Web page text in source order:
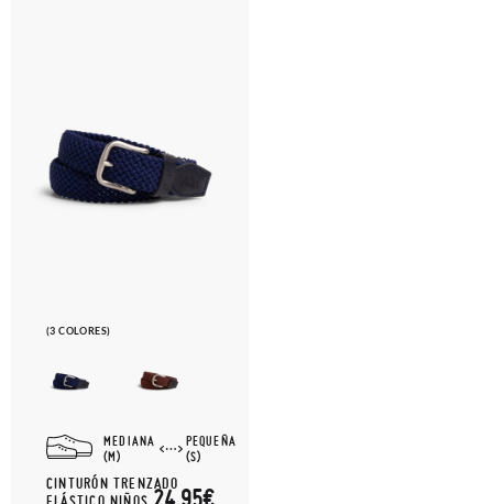
(3 COLORES)
MEDIANA
(M)
PEQUEÑA
(S)
CINTURÓN TRENZADO
24,95€